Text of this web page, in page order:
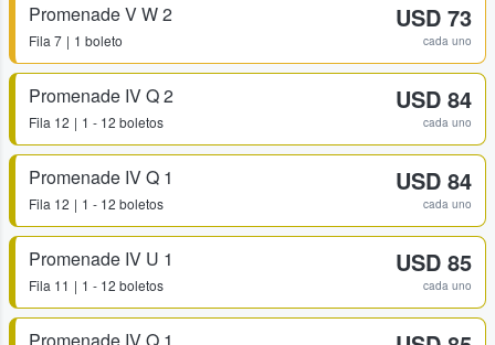
Promenade V W 2
Fila 7 1 boleto
USD 73
cada uno
Promenade IV Q 2
Fila 12 1 - 12 boletos
USD 84
cada uno
Promenade IV Q 1
Fila 12 1 - 12 boletos
USD 84
cada uno
Promenade IV U 1
Fila 11 1 - 12 boletos
USD 85
cada uno